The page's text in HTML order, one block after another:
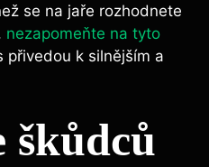
se na jaře rozhodnete
nezapomeňte na tyto
přivedou k silnějším a
škůdců